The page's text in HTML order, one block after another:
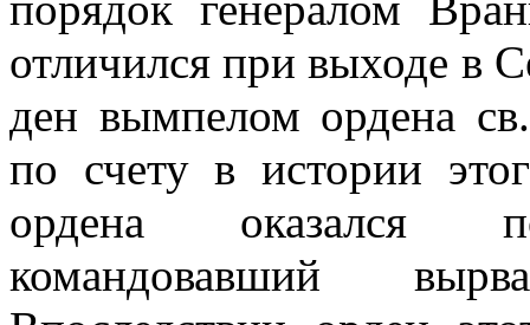
отличился при выходе в
ден вымпелом ордена
по счету в истории
ордена оказался
командовавший